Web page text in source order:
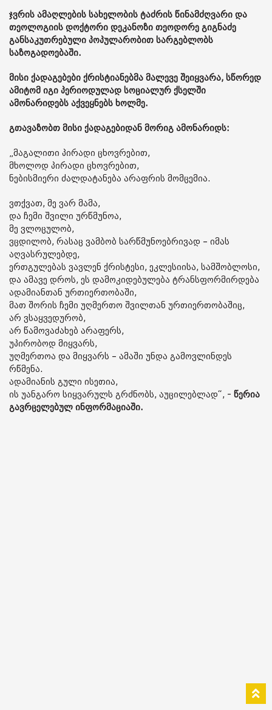
ჯვრის ამაღლების სახელობის ტაძრის წინამძღვარი და
თეოლოგიის დოქტორი დეკანოზი თეოდორე გიგნაძე
განსაკუთრებული პოპულარობით სარგებლობს
საზოგადოებაში.
მისი ქადაგებები ქრისტიანებმა მალევე შეიყვარა, სწორედ
ამიტომ იგი პერიოდულად სოციალურ ქსელში
ამონარიდებს აქვეყნებს ხოლმე.
გთავაზობთ მისი ქადაგებიდან მორიგ ამონარიდს:
„მაგალითი პირადი ცხოვრებით,
მხოლოდ პირადი ცხოვრებით,
ნებისმიერი ძალდატანება არაფრის მომცემია.
ვთქვათ, მე ვარ მამა,
და ჩემი შვილი ურწმუნოა,
მე ვლოცულობ,
ვცდილობ, რასაც ვამბობ სარწმუნოებრივად – იმას
აღვასრულებდე,
ერთგულებას ვავლენ ქრისტესი, ეკლესიისა, სამშობლოსი,
და ამავე დროს, ეს დამოკიდებულება ტრანსფორმირდება
ადამიანთან ურთიერთობაში,
მათ შორის ჩემი უღმერთო შვილთან ურთიერთობაშიც,
არ ვსაყვედურობ,
არ წამოვაძახებ არაფერს,
უპირობოდ მიყვარს,
უღმერთოა და მიყვარს – ამაში უნდა გამოვლინდეს
რწმენა.
ადამიანის გული ისეთია,
ის უანგარო სიყვარულს გრძნობს, აუცილებლად“, - წერია
გავრცელებულ ინფორმაციაში.